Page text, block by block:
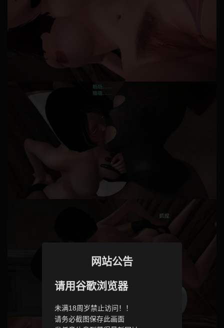
网站公告
请用谷歌浏览器
未满18周岁禁止访问！！
请务必截图保存此画面